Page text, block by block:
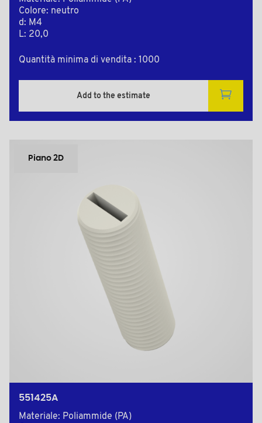
Colore: neutro
d: M4
L: 20,0
Quantità minima di vendita : 1000
Add to the estimate
Piano 2D
551425A
Materiale: Poliammide (PA)